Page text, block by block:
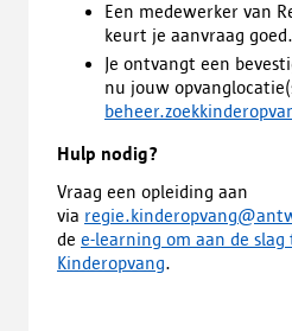
Een medewerker van
keurt je aanvraag goed.
Je ontvangt een
nu jouw
Hulp nodig?
Vraag een opleiding aan
via
de e-learning om aan de
Kinderopvang.